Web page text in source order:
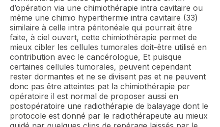
d’opération via une chimiothérapie intra cavitaire ou
même une chimio hyperthermie intra cavitaire (33)
similaire à celle intra péritonéale qui pourrait être
faite, à ciel ouvert, cette chimiothérapie permet de
mieux cibler les cellules tumorales doit-être utilisé en
contribution avec le cancérologue, Et puisque
certaines cellules tumorales, peuvent cependant
rester dormantes et ne se divisent pas et ne peuvent
donc pas être atteintes pat la chimiothérapie per
opératoire il est normal de proposer aussi en
postopératoire une radiothérapie de balayage dont le
protocole est donné par le radiothérapeute au mieux